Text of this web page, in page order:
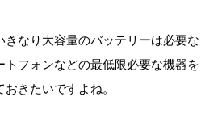
きなり大容量のバッテリーは必要な
トフォンなどの最低限必要な機器を
きたいですよね。